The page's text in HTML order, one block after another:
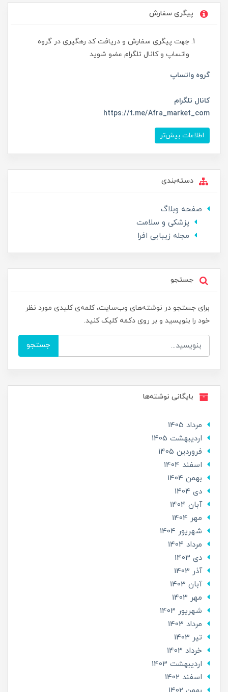
پیگری سفارش
جهت پیگری سفارش و دریافت کد رهگیری در گروه
واتساپ و کانال تلگرام عضو شوید
گروه واتساپ
کانال تلگرام
https://t.me/Afra_market_com
اطلاعات بیش‌تر
دسته‌بندی
صفحه وبلاگ
پزشکی و سلامت
مجله زیبایی افرا
جستجو
برای جستجو در نوشته‌های وب‌سایت، کلمه‌ی کلیدی مورد نظر
خود را بنویسید و بر روی دکمه کلیک کنید.
جستجو
بایگانی نوشته‌ها
مرداد 1405
ارديبهشت 1405
فروردین 1405
اسفند 1404
بهمن 1404
دی 1404
آبان 1404
مهر 1404
شهریور 1404
مرداد 1404
دی 1403
آذر 1403
آبان 1403
مهر 1403
شهریور 1403
مرداد 1403
تير 1403
خرداد 1403
ارديبهشت 1403
اسفند 1402